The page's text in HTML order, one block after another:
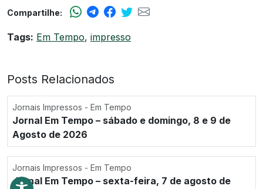
Compartilhe:
Tags: Em Tempo, impresso
Posts Relacionados
Jornais Impressos - Em Tempo
Jornal Em Tempo – sábado e domingo, 8 e 9 de
Agosto de 2026
Jornais Impressos - Em Tempo
Jornal Em Tempo – sexta-feira, 7 de agosto de